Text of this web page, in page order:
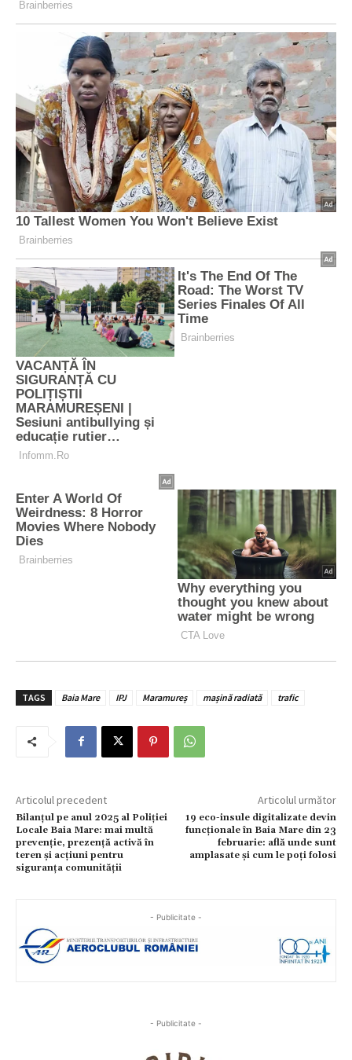
TAGS Baia Mare IPJ Maramureș mașină radiată trafic
Articolul precedent
Bilanțul pe anul 2025 al Poliției
Locale Baia Mare: mai multă
prevenție, prezență activă în
teren și acțiuni pentru
siguranța comunității
Articolul următor
19 eco-insule digitalizate devin
funcționale în Baia Mare din 23
februarie: află unde sunt
amplasate și cum le poți folosi
- Publicitate -
- Publicitate -